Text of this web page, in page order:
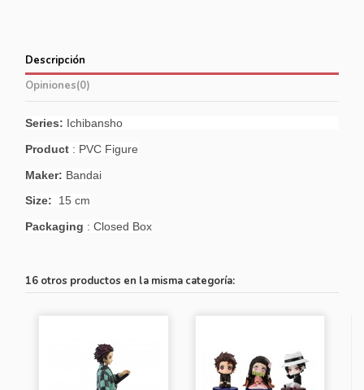
Descripción
Opiniones(0)
Series: Ichibansho
Product : PVC Figure
Maker: Bandai
Size:
15 cm
Packaging : Closed Box
16 otros productos en la misma categoría: